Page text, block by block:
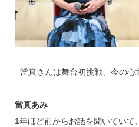
‐ 當真さんは舞台初挑戦、今の心
當真あみ
1年ほど前からお話を聞いてい